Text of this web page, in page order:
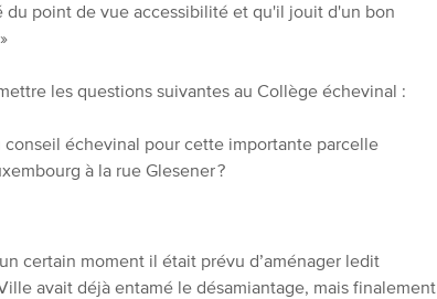
point de vue accessibilité et qu'il jouit d'un bon
les questions suivantes au Collège échevinal :
échevinal pour cette importante parcelle
à la rue Glesener ?
certain moment il était prévu d’aménager ledit
avait déjà entamé le désamiantage, mais finalement